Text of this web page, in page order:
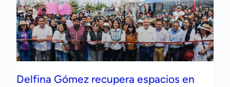
Delfina Gómez recupera espacios en